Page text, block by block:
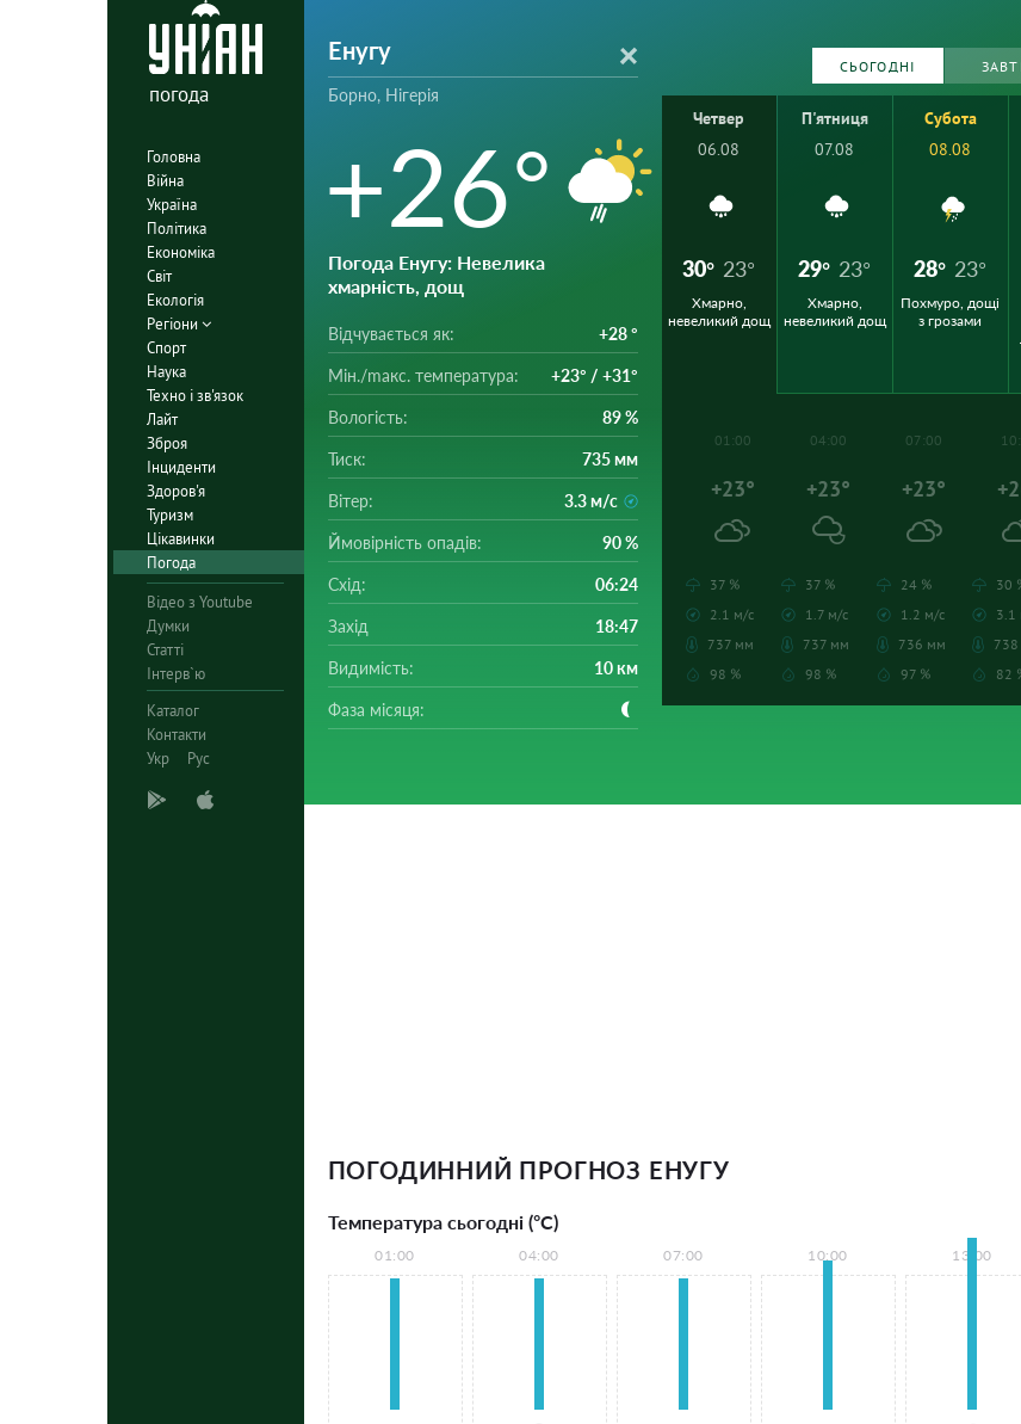
погода
Головна
Війна
Україна
Політика
Економіка
Світ
Екологія
Регіони
Спорт
Наука
Техно і зв'язок
Лайт
Зброя
Інциденти
Здоров'я
Туризм
Цікавинки
Погода
Відео з Youtube
Думки
Статті
Інтерв`ю
Каталог
Контакти
Укр
Рус
Енугу
Борно, Нігерія
+26°
Погода Енугу: Невелика
хмарність, дощ
Відчувається як: +28 °
Мін./mакс. температура: +23° / +31°
Вологість: 89 %
Тиск: 735 мм
Вітер: 3.3 м/с
Ймовірність опадів: 90 %
Схід: 06:24
Захід 18:47
Видимість: 10 км
Фаза місяця:
СЬОГОДНІ
Четвер
06.08
30° 23°
Хмарно,
невеликий дощ
П'ятниця
07.08
29° 23°
Хмарно,
невеликий дощ
Субота
08.08
28° 23°
Похмуро, дощі
з грозами
01:00
+23°
37 %
2.1 м/с
737 мм
98 %
04:00
+23°
37 %
1.7 м/с
737 мм
98 %
07:00
+23°
24 %
1.2 м/с
736 мм
97 %
30
3.1
82
ПОГОДИННИЙ ПРОГНОЗ ЕНУГУ
Температура сьогодні (°С)
01:00 04:00 07:00 10:00 13:00